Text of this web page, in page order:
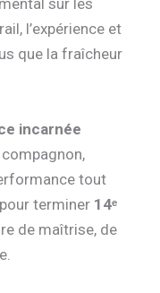
sur les
l’expérience et
que la fraîcheur
incarnée
tout
pour terminer 14ᵉ
de maîtrise, de